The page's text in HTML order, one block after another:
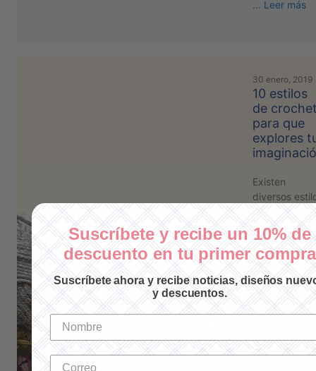
… Leer más
30 enero, 2019
10 estilos
de
para que
explores
Existen
diversos
de crochet
los cuales
puedes dejar
libre tu
imaginación.
Estos son
algunos con
que creemos
hacer las más
increíbles
Suscríbete y recibe un 10% de
descuento en tu primer compra
Suscríbete ahora y recibe noticias, diseños
y descuentos.